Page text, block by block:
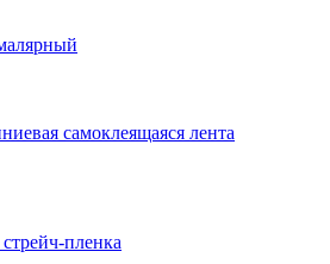
самоклеящаяся лента
пленка